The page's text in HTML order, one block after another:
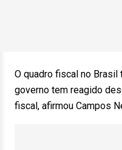
O quadro fiscal no
governo tem reagido
fiscal, afirmou Campos